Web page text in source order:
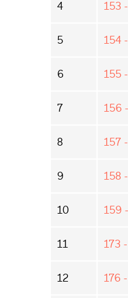
4 153
5 154
6 155
7 156
8 157
9 158
10 159
11 173
12 176